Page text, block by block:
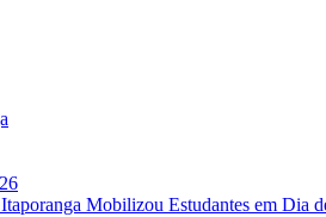
Mobilizou Estudantes em Dia